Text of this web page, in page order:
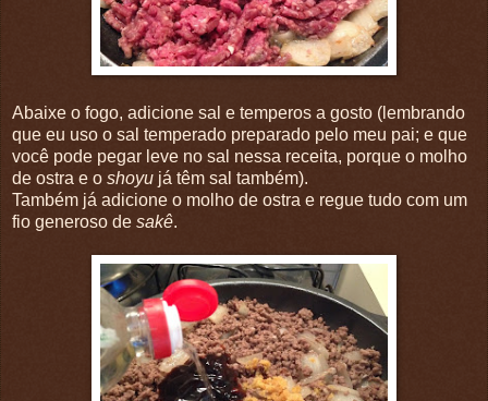
Abaixe o fogo, adicione sal e temperos a gosto (lembrando
que eu uso o sal temperado preparado pelo meu pai; e que
você pode pegar leve no sal nessa receita, porque o molho
de ostra e o shoyu já têm sal também).
Também já adicione o molho de ostra e regue tudo com um
fio generoso de sakê.